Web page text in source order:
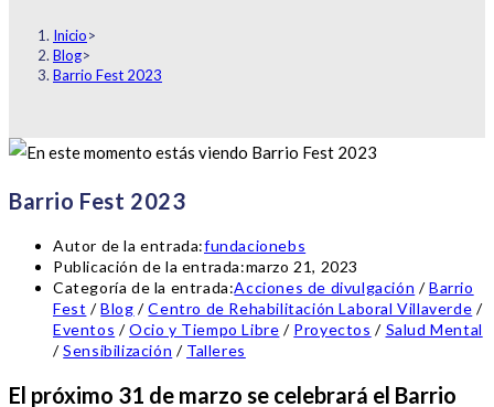
Inicio>
Blog>
Barrio Fest 2023
Barrio Fest 2023
Autor de la entrada:fundacionebs
Publicación de la entrada:marzo 21, 2023
Categoría de la entrada:Acciones de divulgación / Barrio
Fest / Blog / Centro de Rehabilitación Laboral Villaverde /
Eventos / Ocio y Tiempo Libre / Proyectos / Salud Mental
/ Sensibilización / Talleres
El próximo 31 de marzo se celebrará el Barrio